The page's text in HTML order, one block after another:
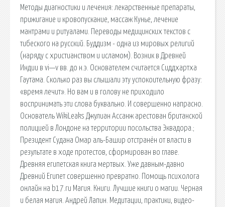
Методы диагностики и лечения: лекарственные препараты,
прижигание и кровопускание, массаж Кунье, лечение
мантрами и ритуалами. Переводы медицинских текстов с
тибеского на русский. Буддизм - одна из мировых религий
(наряду с христианством и исламом). Возник в Древней
Индии в vi—v вв. до н.э. Основателем считается Сиддхартха
Гаутама. Сколько раз вы слышали эту успокоительную фразу:
«время лечит». Но вам и в голову не приходило
воспринимать эти слова буквально. И совершенно напрасно.
Основатель WikiLeaks Джулиан Ассанж арестован британской
полицией в Лондоне на территории посольства Эквадора.;
Президент Судана Омар аль-Башир отстранён от власти в
результате в ходе протестов, сформирован во главе.
Древняя египетская книга мертвых. Уже давным-давно
Древний Египет совершенно превратно. Помощь психолога
онлайн на b17.ru Магия. Книги. Лучшие книги о магии. Черная
и белая магия. Андрей Лапин. Медитации, практики, видео-